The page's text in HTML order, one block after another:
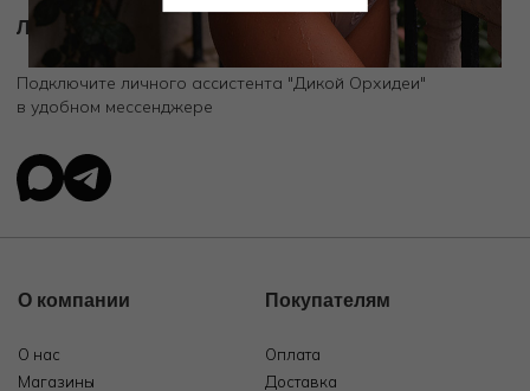
Личный ассистент.
Подключите личного ассистента "Дикой Орхидеи"
в удобном мессенджере
О компании
О нас
Магазины
Покупателям
Оплата
Доставка